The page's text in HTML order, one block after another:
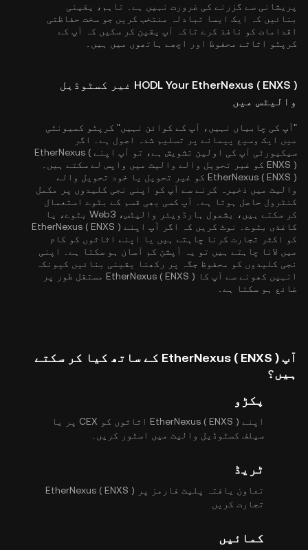
پریشانی سے گزرنے کی ضرورت نہیں ہے۔ تاہم، یقینی
بنائیں کہ ایک ایسا تبادلہ منتخب کریں جو سخت حفاظتی
اقدامات کو نافذ کرے تاکہ آپ یقین کر سکیں کہ آپ کے
کرپٹو اثاثے محفوظ اور اچھے ہاتھوں میں ہیں۔
HODL Your EtherNexus ( ENXS ) غیر کسٹوڈیل
والیٹس میں
"آپ کی چابیاں نہیں، آپ کے کوائن نہیں" کرپٹو کمیونٹی
میں ایک وسیع پیمانے پر تسلیم شدہ اصول ہے۔ اگر
سیکیورٹی آپ کی اولین تشویش ہے، تو آپ اپنے EtherNexus (
ENXS ) کو غیر تحویل والے والیٹ میں واپس لے سکتے ہیں۔
EtherNexus ( ENXS ) کو غیر تحویل یا خود تحویل والے
والیٹ میں ذخیرہ کرنے سے آپ کو اپنی نجی کلیدوں پر مکمل
کنٹرول حاصل ہوتا ہے۔ آپ کسی بھی قسم کے بٹوے استعمال
کر سکتے ہیں، بشمول ہارڈویئر والیٹس، Web3 بٹوے، یا
کاغذی بٹوے۔ نوٹ کریں کہ اگر آپ اپنے EtherNexus ( ENXS )
کو اکثر تجارت کرنا چاہتے ہیں یا اپنے اثاثوں کو کام
میں لانا چاہتے ہیں تو یہ آپشن کم آسان ہو سکتا ہے۔ اپنی
نجی کلیدوں کو محفوظ جگہ پر رکھنا یقینی بنائیں کیونکہ
انہیں کھونے سے آپ کا EtherNexus ( ENXS ) مستقل طور پر
ضائع ہو سکتا ہے۔
آپ EtherNexus ( ENXS ) کے ساتھ کیا کر سکتے
ہیں؟
پکڑو
اپنے EtherNexus ( ENXS ) اثاثوں کو CEX پر یا
سیلف کسٹوڈیل والیٹ میں اسٹور کریں۔
ٹریڈ
تعاون یافتہ پلیٹ فارمز پر EtherNexus ( ENXS )
تجارت کریں
کمائیں